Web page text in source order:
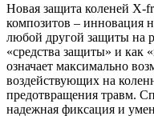
Новая защита коленей X-
композитов – инновация
любой другой защиты на
«средства защиты» и как
означает максимально
воздействующих на
предотвращения травм.
надежная фиксация и